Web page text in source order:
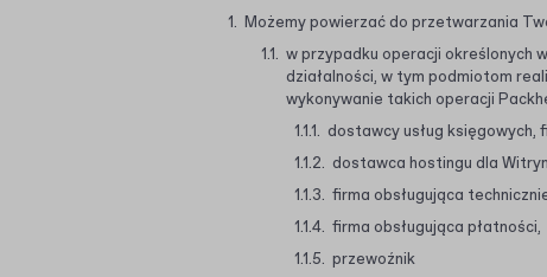
Możemy powierzać do przetwarzania
w przypadku operacji określonych
działalności, w tym podmiotom
wykonywanie takich operacji
dostawcy usług księgowych,
dostawca hostingu dla
firma obsługująca
firma obsługująca płatności,
przewoźnik